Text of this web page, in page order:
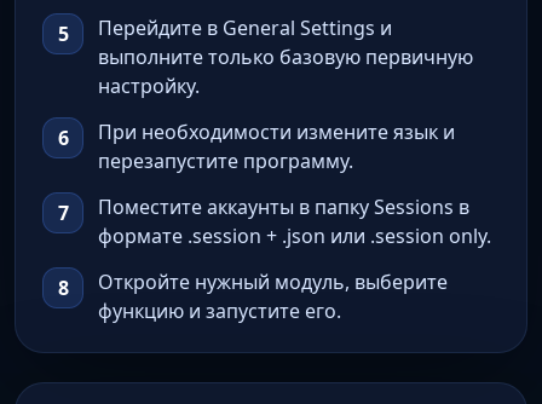
Перейдите в General Settings и
выполните только базовую первичную
настройку.
При необходимости измените язык и
перезапустите программу.
Поместите аккаунты в папку Sessions в
формате .session + .json или .session only.
Откройте нужный модуль, выберите
функцию и запустите его.